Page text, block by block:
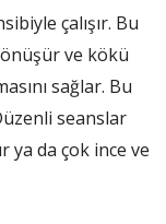
çalışır. Bu
ve kökü
sağlar. Bu
seanslar
ya da çok ince ve